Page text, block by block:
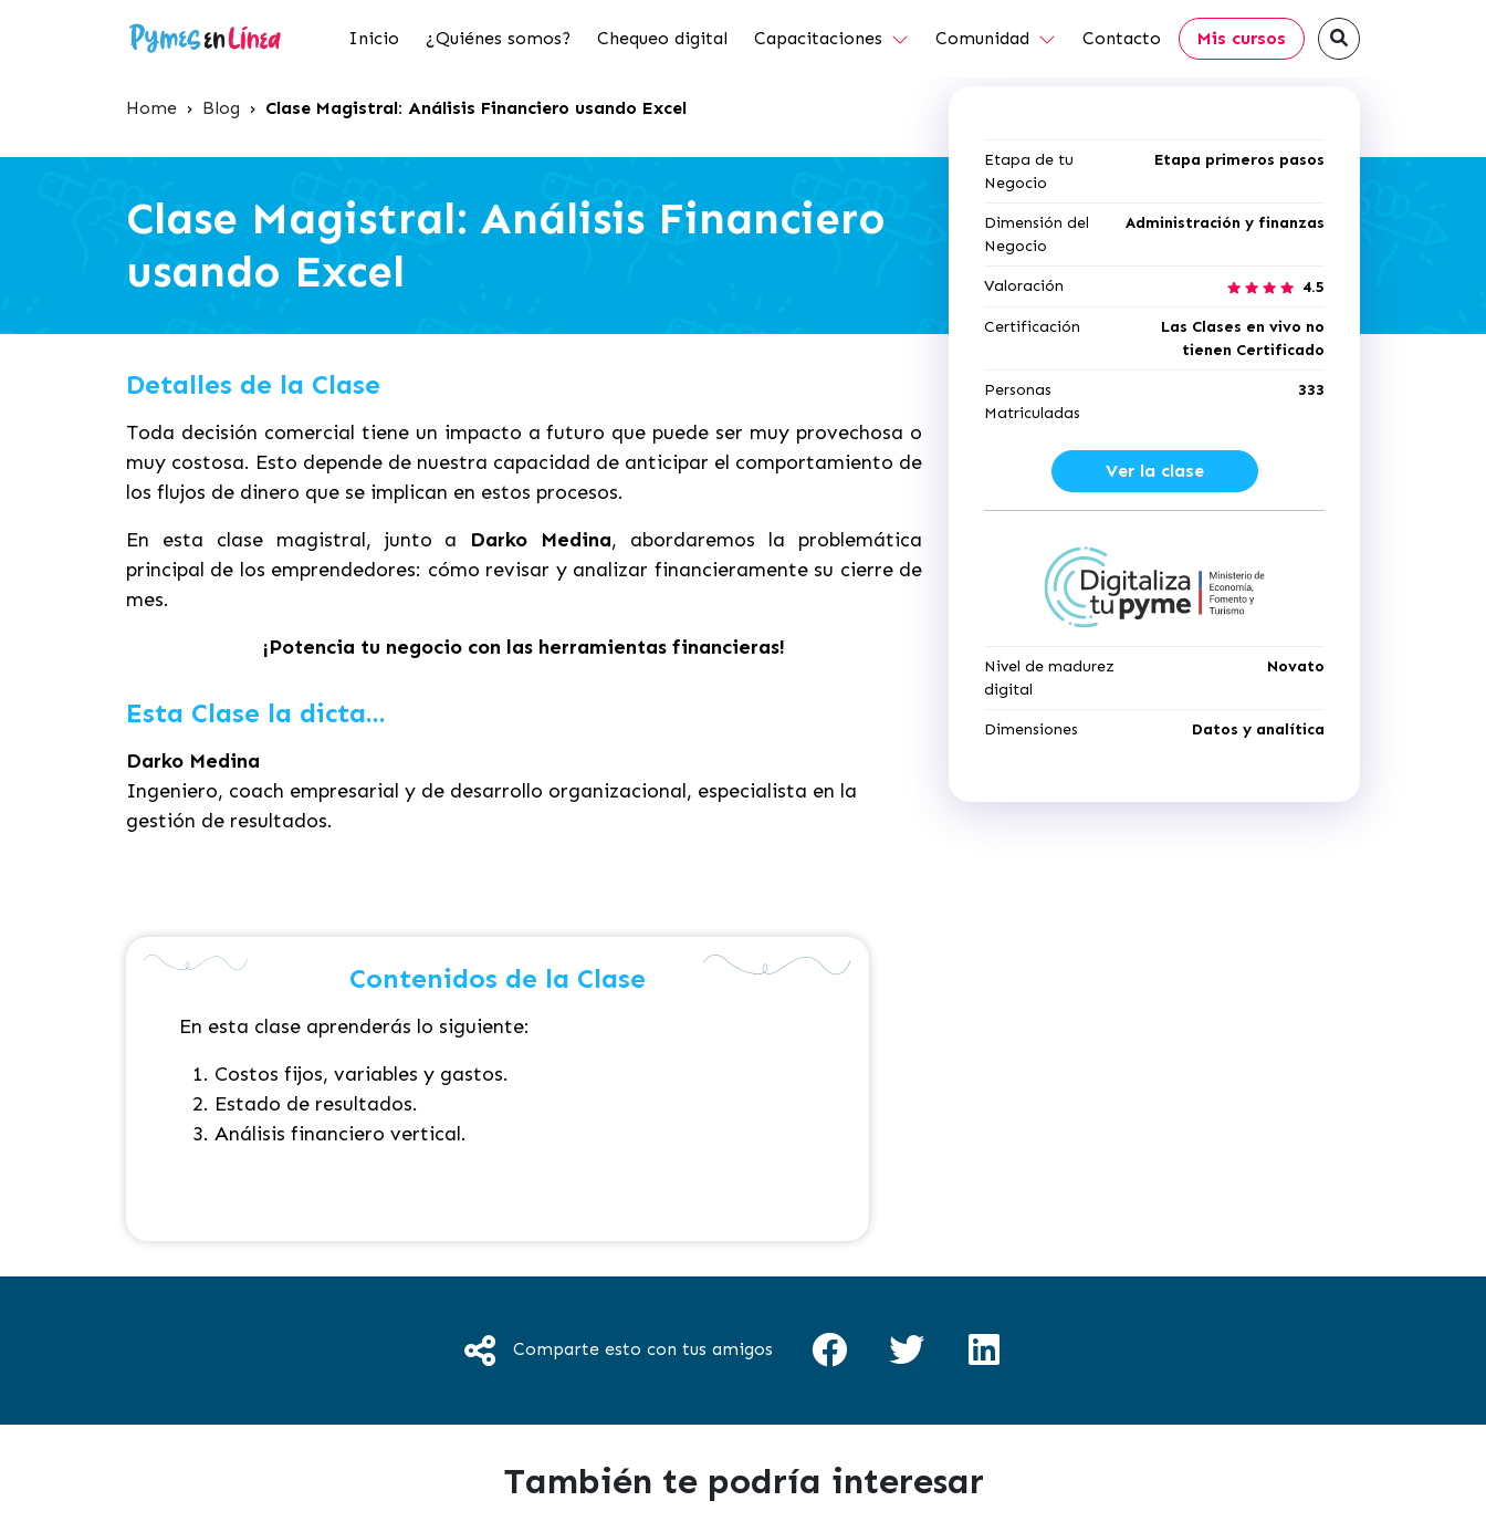
Inicio ¿Quiénes somos? Chequeo digital Capacitaciones Comunidad Contacto Mis cursos
Home › Blog › Clase Magistral: Análisis Financiero usando Excel
Clase Magistral: Análisis Financiero
usando Excel
Etapa de tu
Negocio
Etapa primeros pasos
Dimensión del
Negocio
Administración y finanzas
Valoración 4.5
Certificación
Las Clases en vivo no
tienen Certificado
Personas
Matriculadas
333
Ver la clase
Nivel de madurez
digital
Novato
Dimensiones Datos y analítica
Detalles de la Clase
Toda decisión comercial tiene un impacto a futuro que puede ser muy provechosa o
muy costosa. Esto depende de nuestra capacidad de anticipar el comportamiento de
los flujos de dinero que se implican en estos procesos.
En esta clase magistral, junto a Darko Medina, abordaremos la problemática
principal de los emprendedores: cómo revisar y analizar financieramente su cierre de
mes.
¡Potencia tu negocio con las herramientas financieras!
Esta Clase la dicta...
Darko Medina
Ingeniero, coach empresarial y de desarrollo organizacional, especialista en la
gestión de resultados.
Contenidos de la Clase
En esta clase aprenderás lo siguiente:
Costos fijos, variables y gastos.
Estado de resultados.
Análisis financiero vertical.
Comparte esto con tus amigos
También te podría interesar